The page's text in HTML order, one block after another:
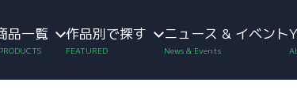
品一覧 作品別で探す ニュース & イベント